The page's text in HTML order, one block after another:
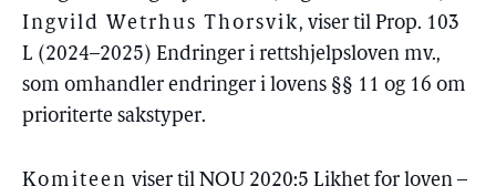
Ingvild Wetrhus Thorsvik, viser til Prop. 103
L (2024–2025) Endringer i rettshjelpsloven mv.,
som omhandler endringer i lovens §§ 11 og 16 om
prioriterte sakstyper.
Komiteen viser til NOU 2020:5 Likhet for loven –